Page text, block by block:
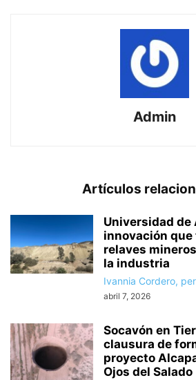
Admin
Artículos
Universidad de
innovación
relaves
la industria
Ivannia Cordero,
abril 7, 2026
Socavón en
clausura de
proyecto
Ojos del Salado